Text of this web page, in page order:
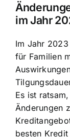
im Jahr
Im Jahr
für Familien
Es ist
Änderungen
besten